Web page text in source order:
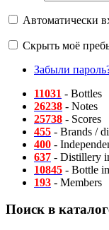
Автоматически
Скрыть моё
Забыли
11031 - Bottles
26238 - Notes
25738 - Scores
455 - Brands /
400 -
637 - Distillery
10845 - Bottle
193 - Members
Поиск в